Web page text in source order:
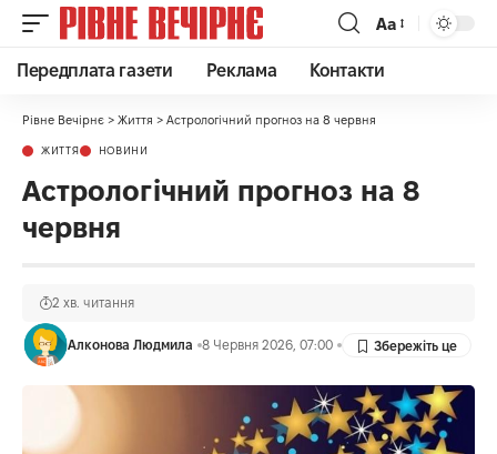
Аа
Передплата газети Реклама Контакти
Рівне Вечірнє > Життя > Астрологічний прогноз на 8 червня
ЖИТТЯ НОВИНИ
Астрологічний прогноз на 8
червня
Алконова Людмила 8 Червня 2026, 07:00
2 хв. читання